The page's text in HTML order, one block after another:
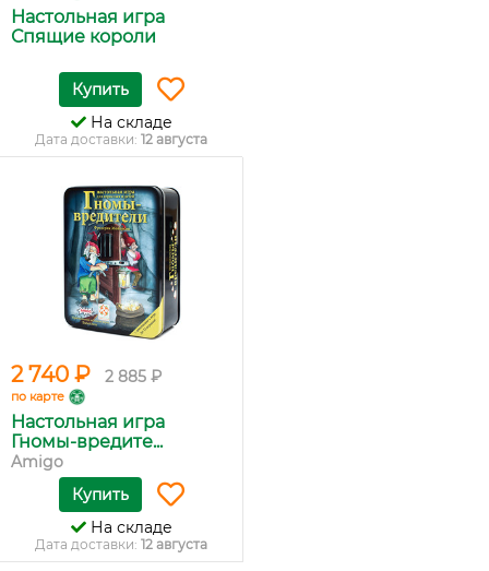
Настольная игра
Спящие короли
Купить
На складе
Дата доставки: 12 августа
2 740 ₽ 2 885 ₽
по карте
Настольная игра
Гномы-вредите...
Amigo
Купить
На складе
Дата доставки: 12 августа